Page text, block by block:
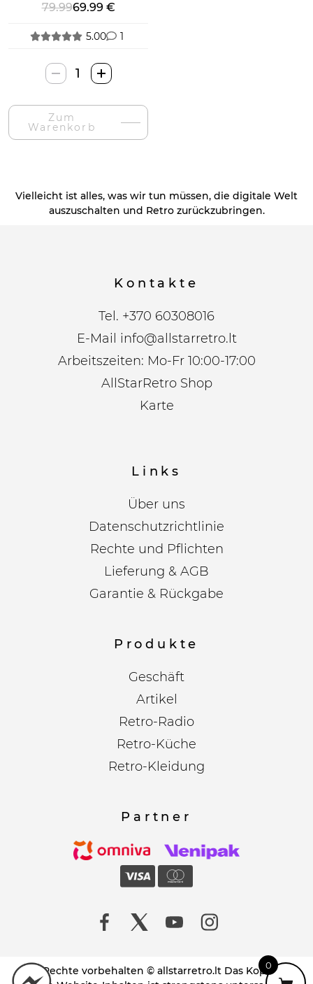
79.9969.99 €
5.00 1
Retro
Console-
Menge
Zum
Warenkorb
Vielleicht ist alles, was wir tun müssen, die digitale Welt
auszuschalten und Retro zurückzubringen.
Kontakte
Tel. +370 60308016
E-Mail info@allstarretro.lt
Arbeitszeiten: Mo-Fr 10:00-17:00
AllStarRetro Shop
Karte
Links
Über uns
Datenschutzrichtlinie
Rechte und Pflichten
Lieferung & AGB
Garantie & Rückgabe
Produkte
Geschäft
Artikel
Retro-Radio
Retro-Küche
Retro-Kleidung
Partner
Alle Rechte vorbehalten © allstarretro.lt Das Kopieren
0